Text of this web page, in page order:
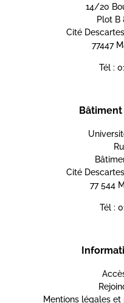
14/20
Plot B
Cité
77447
Tél :
Cité
77 544
Tél :
Mentions légales